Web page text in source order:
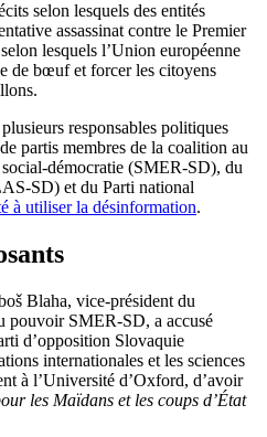
selon lesquels des entités
assassinat contre le Premier
lesquels l’Union européenne
de bœuf et forcer les citoyens
responsables politiques
partis membres de la coalition au
démocratie (SMER-SD), du
SD) et du Parti national
à utiliser la désinformation.
Blaha, vice-président du
pouvoir SMER-SD, a accusé
d’opposition Slovaquie
internationales et les sciences
à l’Université d’Oxford, d’avoir
les Maïdans et les coups d’État